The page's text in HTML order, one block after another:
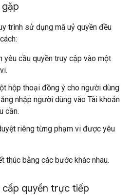
trình sử dụng mã uỷ quyền đều
yêu cầu quyền truy cập vào một
hộp thoại đồng ý cho người dùng
nhập người dùng vào Tài khoản
cần.
riêng từng phạm vi được yêu
thúc bằng các bước khác nhau.
cấp quyền trực tiếp